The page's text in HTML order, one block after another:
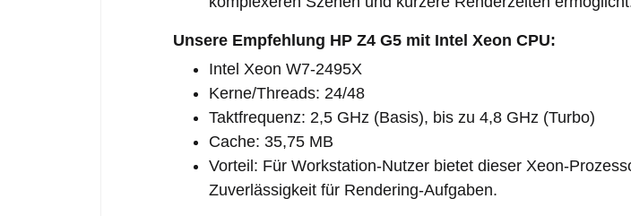
Unsere Empfehlung HP Z4 G5 mit Intel Xeon CPU:
Intel Xeon W7-2495X
Kerne/Threads: 24/48
Taktfrequenz: 2,5 GHz (Basis), bis zu 4,8 GHz (Turbo)
Cache: 35,75 MB
Vorteil: Für Workstation-Nutzer bietet dieser Xeon-
Zuverlässigkeit für Rendering-Aufgaben.